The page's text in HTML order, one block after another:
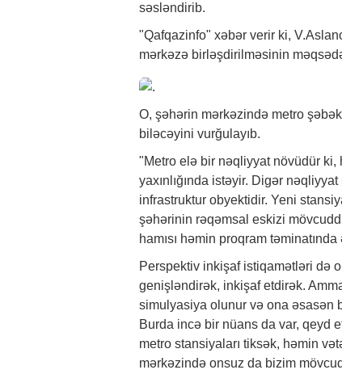
səsləndirib.
"Qafqazinfo" xəbər verir ki,
mərkəzə birləşdirilməsinin
O, şəhərin mərkəzində metro
biləcəyini vurğulayıb.
"Metro elə bir nəqliyyat növüdür ki,
yaxınlığında istəyir. Digər
infrastruktur obyektidir. Yeni
şəhərinin rəqəmsal eskizi
hamısı həmin proqram
Perspektiv inkişaf istiqamətləri də
genişləndirək, inkişaf etdirək.
simulyasiya olunur və ona əsasən
Burda incə bir nüans da var, qeyd
metro stansiyaları tiksək, həmin
mərkəzində onsuz da bizim